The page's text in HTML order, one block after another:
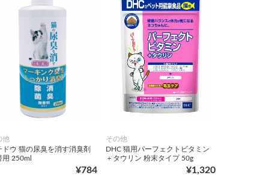
他
ドウ 猫の尿臭を消す消臭剤
用 250ml
¥784
その他
DHC 猫用パーフェクトビタミン
＋タウリン 粉末タイプ 50g
¥1,320